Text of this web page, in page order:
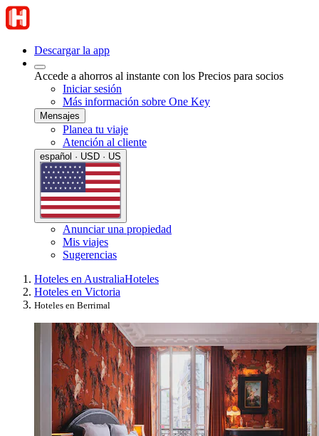
Descargar la app
Accede a ahorros al instante con los Precios para socios
Iniciar sesión
Más información sobre One Key
Mensajes
Planea tu viaje
Atención al cliente
español · USD · US
Anunciar una propiedad
Mis viajes
Sugerencias
Hoteles en AustraliaHoteles
Hoteles en Victoria
Hoteles en Berrimal